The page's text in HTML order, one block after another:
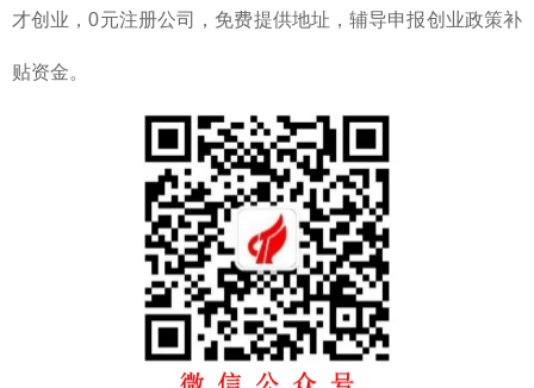
才创业，0元注册公司，免费提供地址，辅导申报创业政策补
贴资金。